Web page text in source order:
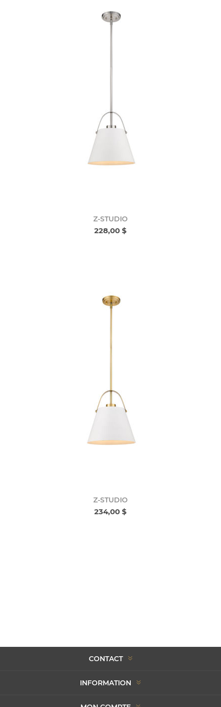
Z-STUDIO
228,00 $
Z-STUDIO
234,00 $
CONTACT
INFORMATION